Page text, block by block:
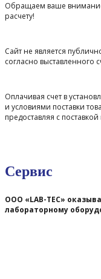
Обращаем ваше
расчету!
Сайт не является
согласно выставленного
Оплачивая счет в
и условиями поставки
предоставляя с
Сервис
ООО «LAB-TEC»
лабораторному